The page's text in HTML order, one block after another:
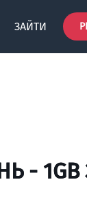
ЗАЙТИ
- 1GB